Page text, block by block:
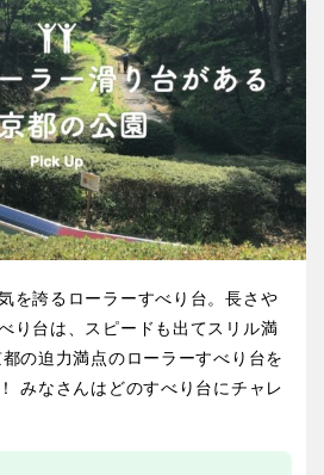
付き遊び場 花菖蒲 キャンプ場
ドーム 健康遊具 ゲートボール
プ イルミネーション イベント
地域で探す
栃木
埼玉
東京
さくら名所100公園
アスレチックコース
彫刻・アート
コトブキ事例
ドッグラン
植物園
プレーパーク
美術館
屋根付き遊び場
を誇るローラーすべり台。長さや
り台は、スピードも出てスリル満
の迫力満点のローラーすべり台を
みなさんはどのすべり台にチャレ